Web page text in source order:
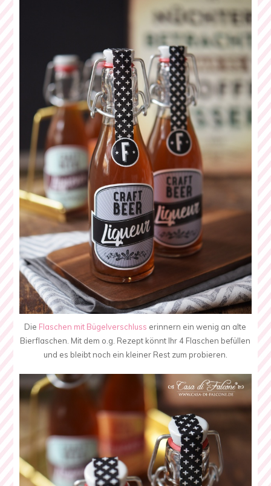
Die Flaschen mit Bügelverschluss erinnern ein wenig an alte
Bierflaschen. Mit dem o.g. Rezept könnt Ihr 4 Flaschen befüllen
und es bleibt noch ein kleiner Rest zum probieren.